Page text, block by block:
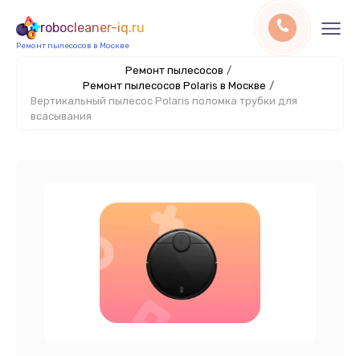
robocleaner-iq.ru
Ремонт пылесосов в Москве
Ремонт пылесосов /
Ремонт пылесосов Polaris в Москве /
Вертикальный пылесос Polaris поломка трубки для
всасывания